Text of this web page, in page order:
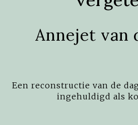
Annejet van
Een reconstructie van de
ingehuldigd als